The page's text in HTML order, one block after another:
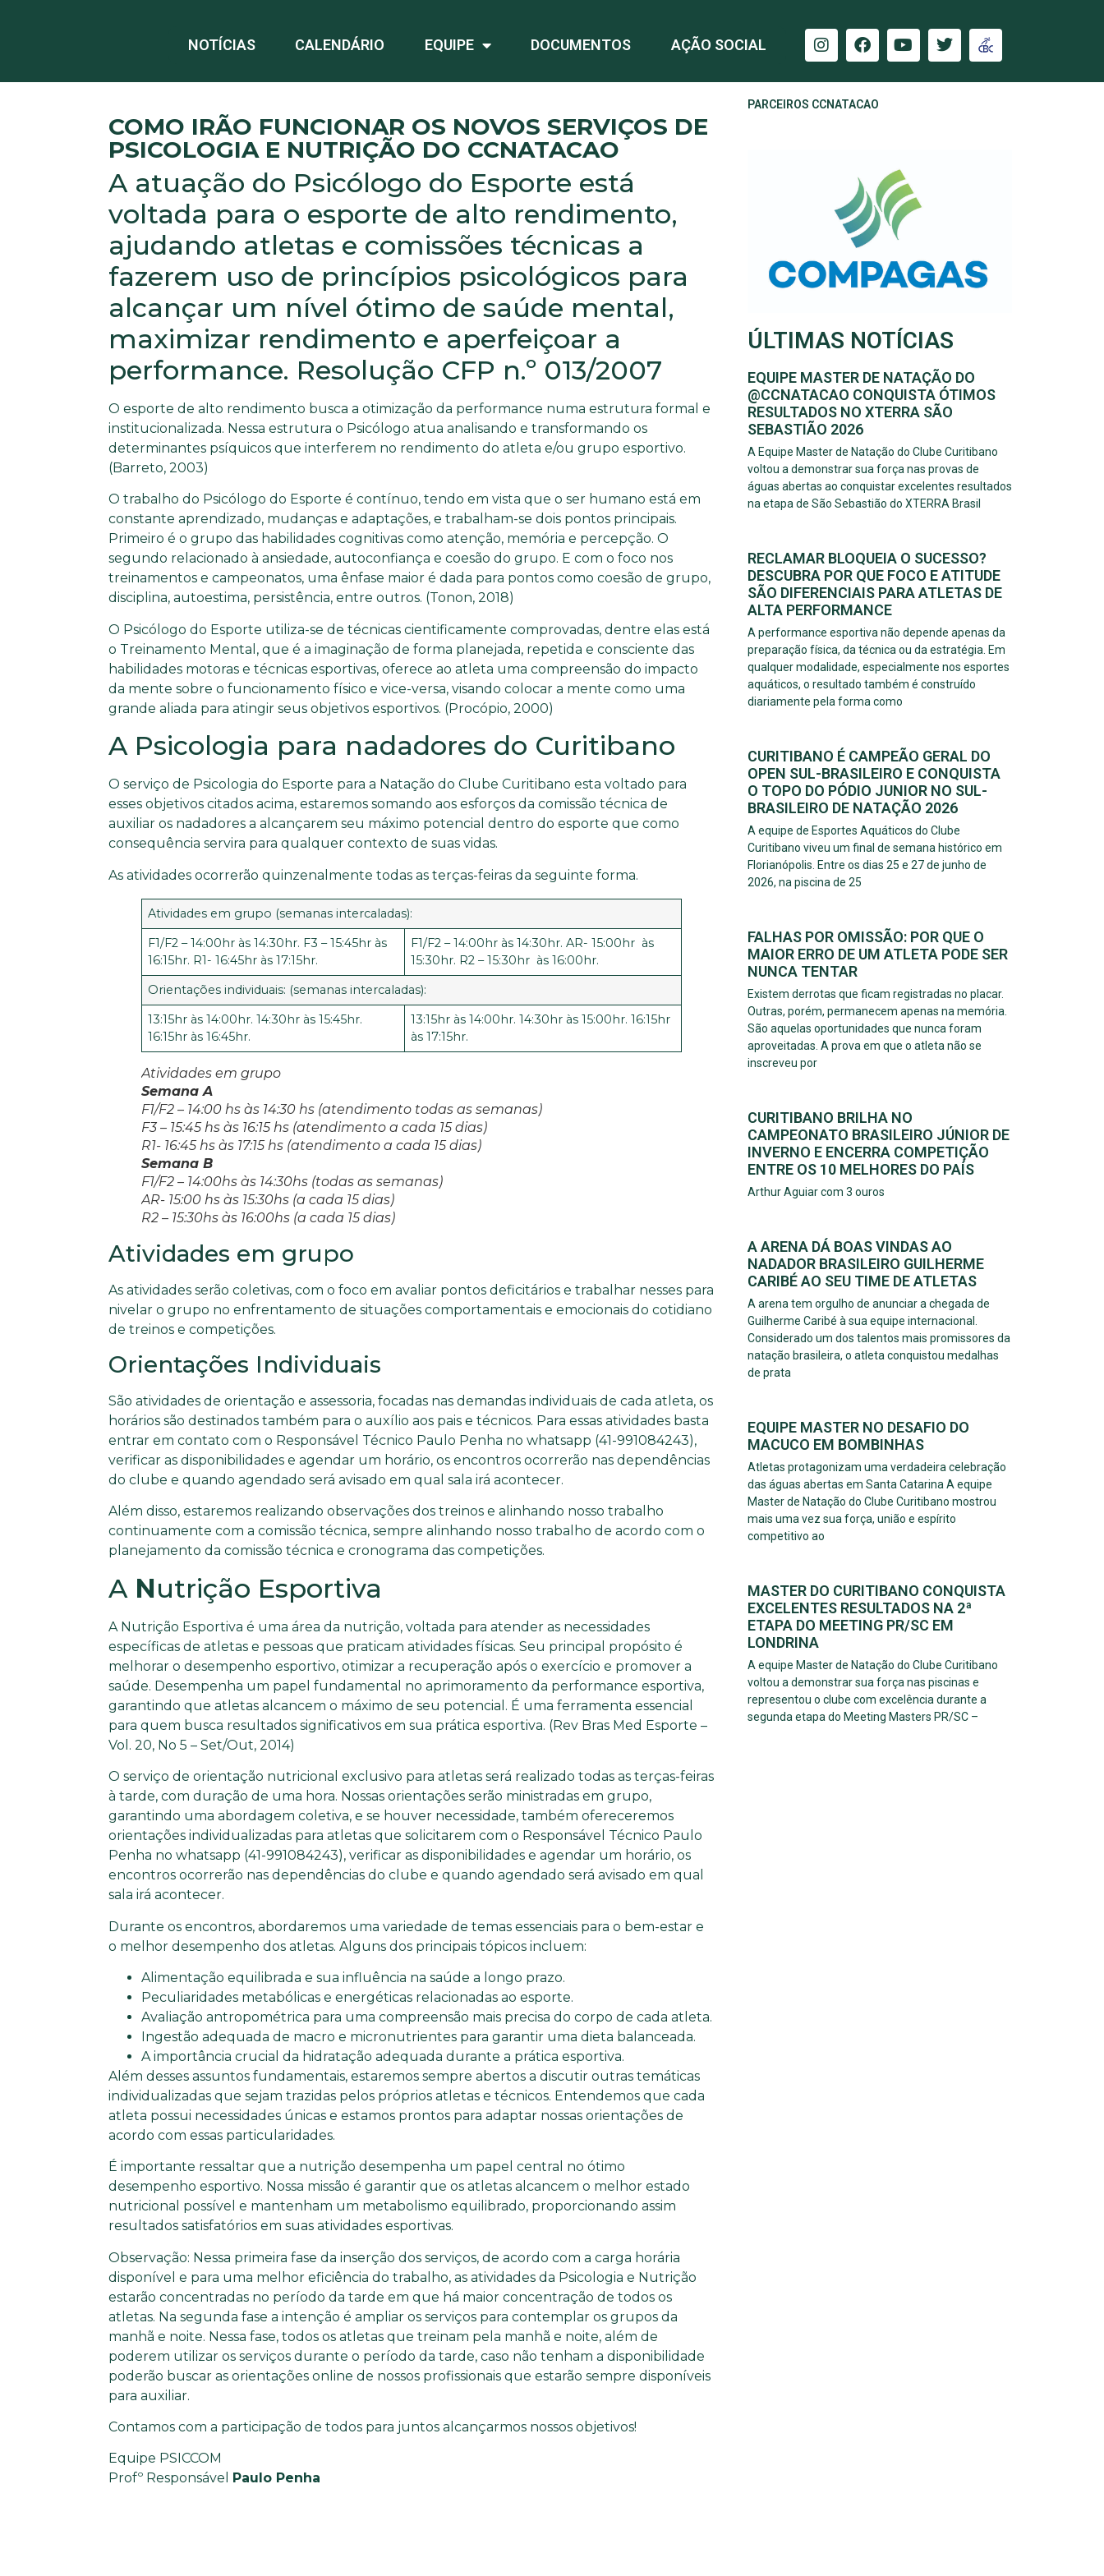
NOTÍCIAS CALENDÁRIO EQUIPE DOCUMENTOS AÇÃO SOCIAL
COMO IRÃO FUNCIONAR OS NOVOS SERVIÇOS DE
PSICOLOGIA E NUTRIÇÃO DO CCNATACAO
A atuação do Psicólogo do Esporte está
voltada para o esporte de alto rendimento,
ajudando atletas e comissões técnicas a
fazerem uso de princípios psicológicos para
alcançar um nível ótimo de saúde mental,
maximizar rendimento e aperfeiçoar a
performance. Resolução CFP n.º 013/2007
O esporte de alto rendimento busca a otimização da performance numa estrutura formal e
institucionalizada. Nessa estrutura o Psicólogo atua analisando e transformando os
determinantes psíquicos que interferem no rendimento do atleta e/ou grupo esportivo.
(Barreto, 2003)
O trabalho do Psicólogo do Esporte é contínuo, tendo em vista que o ser humano está em
constante aprendizado, mudanças e adaptações, e trabalham-se dois pontos principais.
Primeiro é o grupo das habilidades cognitivas como atenção, memória e percepção. O
segundo relacionado à ansiedade, autoconfiança e coesão do grupo. E com o foco nos
treinamentos e campeonatos, uma ênfase maior é dada para pontos como coesão de grupo,
disciplina, autoestima, persistência, entre outros. (Tonon, 2018)
O Psicólogo do Esporte utiliza-se de técnicas cientificamente comprovadas, dentre elas está
o Treinamento Mental, que é a imaginação de forma planejada, repetida e consciente das
habilidades motoras e técnicas esportivas, oferece ao atleta uma compreensão do impacto
da mente sobre o funcionamento físico e vice-versa, visando colocar a mente como uma
grande aliada para atingir seus objetivos esportivos. (Procópio, 2000)
A Psicologia para nadadores do Curitibano
O serviço de Psicologia do Esporte para a Natação do Clube Curitibano esta voltado para
esses objetivos citados acima, estaremos somando aos esforços da comissão técnica de
auxiliar os nadadores a alcançarem seu máximo potencial dentro do esporte que como
consequência servira para qualquer contexto de suas vidas.
As atividades ocorrerão quinzenalmente todas as terças-feiras da seguinte forma.
Atividades em grupo (semanas intercaladas):
F1/F2 – 14:00hr às 14:30hr. F3 – 15:45hr às
16:15hr. R1- 16:45hr às 17:15hr.
F1/F2 – 14:00hr às 14:30hr. AR- 15:00hr às
15:30hr. R2 – 15:30hr às 16:00hr.
Orientações individuais: (semanas intercaladas):
13:15hr às 14:00hr. 14:30hr às 15:45hr.
16:15hr às 16:45hr.
13:15hr às 14:00hr. 14:30hr às 15:00hr. 16:15hr
às 17:15hr.
Atividades em grupo
Semana A
F1/F2 – 14:00 hs às 14:30 hs (atendimento todas as semanas)
F3 – 15:45 hs às 16:15 hs (atendimento a cada 15 dias)
R1- 16:45 hs às 17:15 hs (atendimento a cada 15 dias)
Semana B
F1/F2 – 14:00hs às 14:30hs (todas as semanas)
AR- 15:00 hs às 15:30hs (a cada 15 dias)
R2 – 15:30hs às 16:00hs (a cada 15 dias)
Atividades em grupo
As atividades serão coletivas, com o foco em avaliar pontos deficitários e trabalhar nesses para
nivelar o grupo no enfrentamento de situações comportamentais e emocionais do cotidiano
de treinos e competições.
Orientações Individuais
São atividades de orientação e assessoria, focadas nas demandas individuais de cada atleta, os
horários são destinados também para o auxílio aos pais e técnicos. Para essas atividades basta
entrar em contato com o Responsável Técnico Paulo Penha no whatsapp (41-991084243),
verificar as disponibilidades e agendar um horário, os encontros ocorrerão nas dependências
do clube e quando agendado será avisado em qual sala irá acontecer.
Além disso, estaremos realizando observações dos treinos e alinhando nosso trabalho
continuamente com a comissão técnica, sempre alinhando nosso trabalho de acordo com o
planejamento da comissão técnica e cronograma das competições.
A Nutrição Esportiva
A Nutrição Esportiva é uma área da nutrição, voltada para atender as necessidades
específicas de atletas e pessoas que praticam atividades físicas. Seu principal propósito é
melhorar o desempenho esportivo, otimizar a recuperação após o exercício e promover a
saúde. Desempenha um papel fundamental no aprimoramento da performance esportiva,
garantindo que atletas alcancem o máximo de seu potencial. É uma ferramenta essencial
para quem busca resultados significativos em sua prática esportiva. (Rev Bras Med Esporte –
Vol. 20, No 5 – Set/Out, 2014)
O serviço de orientação nutricional exclusivo para atletas será realizado todas as terças-feiras
à tarde, com duração de uma hora. Nossas orientações serão ministradas em grupo,
garantindo uma abordagem coletiva, e se houver necessidade, também ofereceremos
orientações individualizadas para atletas que solicitarem com o Responsável Técnico Paulo
Penha no whatsapp (41-991084243), verificar as disponibilidades e agendar um horário, os
encontros ocorrerão nas dependências do clube e quando agendado será avisado em qual
sala irá acontecer.
Durante os encontros, abordaremos uma variedade de temas essenciais para o bem-estar e
o melhor desempenho dos atletas. Alguns dos principais tópicos incluem:
Alimentação equilibrada e sua influência na saúde a longo prazo.
Peculiaridades metabólicas e energéticas relacionadas ao esporte.
Avaliação antropométrica para uma compreensão mais precisa do corpo de cada atleta.
Ingestão adequada de macro e micronutrientes para garantir uma dieta balanceada.
A importância crucial da hidratação adequada durante a prática esportiva.
Além desses assuntos fundamentais, estaremos sempre abertos a discutir outras temáticas
individualizadas que sejam trazidas pelos próprios atletas e técnicos. Entendemos que cada
atleta possui necessidades únicas e estamos prontos para adaptar nossas orientações de
acordo com essas particularidades.
É importante ressaltar que a nutrição desempenha um papel central no ótimo
desempenho esportivo. Nossa missão é garantir que os atletas alcancem o melhor estado
nutricional possível e mantenham um metabolismo equilibrado, proporcionando assim
resultados satisfatórios em suas atividades esportivas.
Observação: Nessa primeira fase da inserção dos serviços, de acordo com a carga horária
disponível e para uma melhor eficiência do trabalho, as atividades da Psicologia e Nutrição
estarão concentradas no período da tarde em que há maior concentração de todos os
atletas. Na segunda fase a intenção é ampliar os serviços para contemplar os grupos da
manhã e noite. Nessa fase, todos os atletas que treinam pela manhã e noite, além de
poderem utilizar os serviços durante o período da tarde, caso não tenham a disponibilidade
poderão buscar as orientações online de nossos profissionais que estarão sempre disponíveis
para auxiliar.
Contamos com a participação de todos para juntos alcançarmos nossos objetivos!
Equipe PSICCOM
Profº Responsável
Paulo Penha
PARCEIROS CCNATACAO
ÚLTIMAS NOTÍCIAS
EQUIPE MASTER DE NATAÇÃO DO
@CCNATACAO CONQUISTA ÓTIMOS
RESULTADOS NO XTERRA SÃO
SEBASTIÃO 2026
A Equipe Master de Natação do Clube Curitibano
voltou a demonstrar sua força nas provas de
águas abertas ao conquistar excelentes resultados
na etapa de São Sebastião do XTERRA Brasil
RECLAMAR BLOQUEIA O SUCESSO?
DESCUBRA POR QUE FOCO E ATITUDE
SÃO DIFERENCIAIS PARA ATLETAS DE
ALTA PERFORMANCE
A performance esportiva não depende apenas da
preparação física, da técnica ou da estratégia. Em
qualquer modalidade, especialmente nos esportes
aquáticos, o resultado também é construído
diariamente pela forma como
CURITIBANO É CAMPEÃO GERAL DO
OPEN SUL-BRASILEIRO E CONQUISTA
O TOPO DO PÓDIO JUNIOR NO SUL-
BRASILEIRO DE NATAÇÃO 2026
A equipe de Esportes Aquáticos do Clube
Curitibano viveu um final de semana histórico em
Florianópolis. Entre os dias 25 e 27 de junho de
2026, na piscina de 25
FALHAS POR OMISSÃO: POR QUE O
MAIOR ERRO DE UM ATLETA PODE SER
NUNCA TENTAR
Existem derrotas que ficam registradas no placar.
Outras, porém, permanecem apenas na memória.
São aquelas oportunidades que nunca foram
aproveitadas. A prova em que o atleta não se
inscreveu por
CURITIBANO BRILHA NO
CAMPEONATO BRASILEIRO JÚNIOR DE
INVERNO E ENCERRA COMPETIÇÃO
ENTRE OS 10 MELHORES DO PAÍS
Arthur Aguiar com 3 ouros
A ARENA DÁ BOAS VINDAS AO
NADADOR BRASILEIRO GUILHERME
CARIBÉ AO SEU TIME DE ATLETAS
A arena tem orgulho de anunciar a chegada de
Guilherme Caribé à sua equipe internacional.
Considerado um dos talentos mais promissores da
natação brasileira, o atleta conquistou medalhas
de prata
EQUIPE MASTER NO DESAFIO DO
MACUCO EM BOMBINHAS
Atletas protagonizam uma verdadeira celebração
das águas abertas em Santa Catarina A equipe
Master de Natação do Clube Curitibano mostrou
mais uma vez sua força, união e espírito
competitivo ao
MASTER DO CURITIBANO CONQUISTA
EXCELENTES RESULTADOS NA 2ª
ETAPA DO MEETING PR/SC EM
LONDRINA
A equipe Master de Natação do Clube Curitibano
voltou a demonstrar sua força nas piscinas e
representou o clube com excelência durante a
segunda etapa do Meeting Masters PR/SC –